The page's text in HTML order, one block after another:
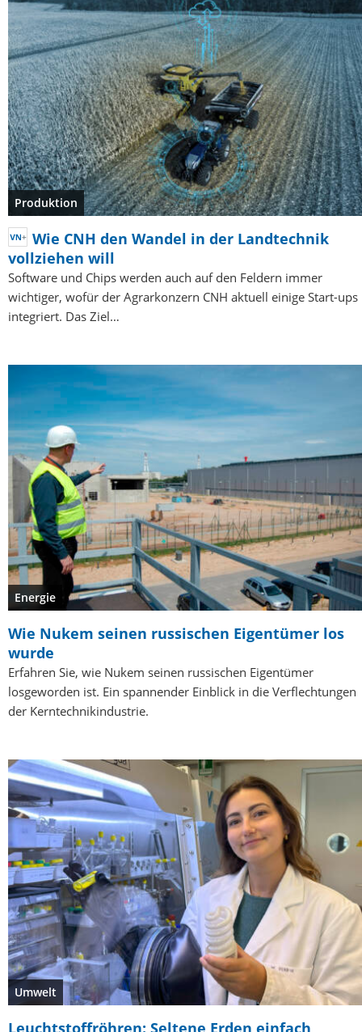
Produktion
Wie CNH den Wandel in der Landtechnik
vollziehen will
Software und Chips werden auch auf den Feldern immer
wichtiger, wofür der Agrarkonzern CNH aktuell einige Start-ups
integriert. Das Ziel…
Energie
Wie Nukem seinen russischen Eigentümer los
wurde
Erfahren Sie, wie Nukem seinen russischen Eigentümer
losgeworden ist. Ein spannender Einblick in die Verflechtungen
der Kerntechnikindustrie.
Umwelt
Leuchtstoffröhren: Seltene Erden einfach